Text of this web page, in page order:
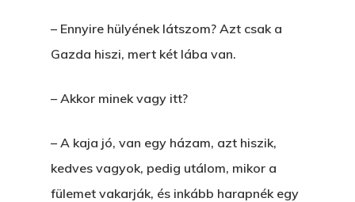
– Ennyire hülyének látszom? Azt csak a
Gazda hiszi, mert két lába van.
– Akkor minek vagy itt?
– A kaja jó, van egy házam, azt hiszik,
kedves vagyok, pedig utálom, mikor a
fülemet vakarják, és inkább harapnék egy